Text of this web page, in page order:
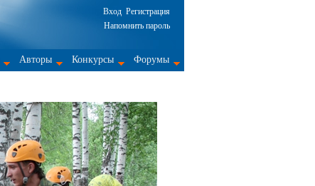
Вход Регистрация
Напомнить пароль
Авторы Конкурсы Форумы